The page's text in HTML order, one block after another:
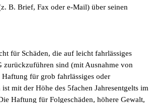
B. Brief, Fax oder e-Mail) über seinen
für Schäden, die auf leicht fahrlässiges
zurückzuführen sind (mit Ausnahme von
Haftung für grob fahrlässiges oder
mit der Höhe des 5fachen Jahresentgelts im
Haftung für Folgeschäden, höhere Gewalt,